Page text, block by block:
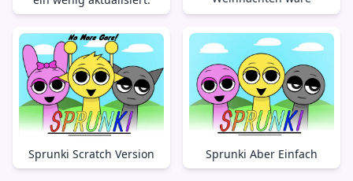
Sprunki Scratch Version Sprunki Aber Einfach